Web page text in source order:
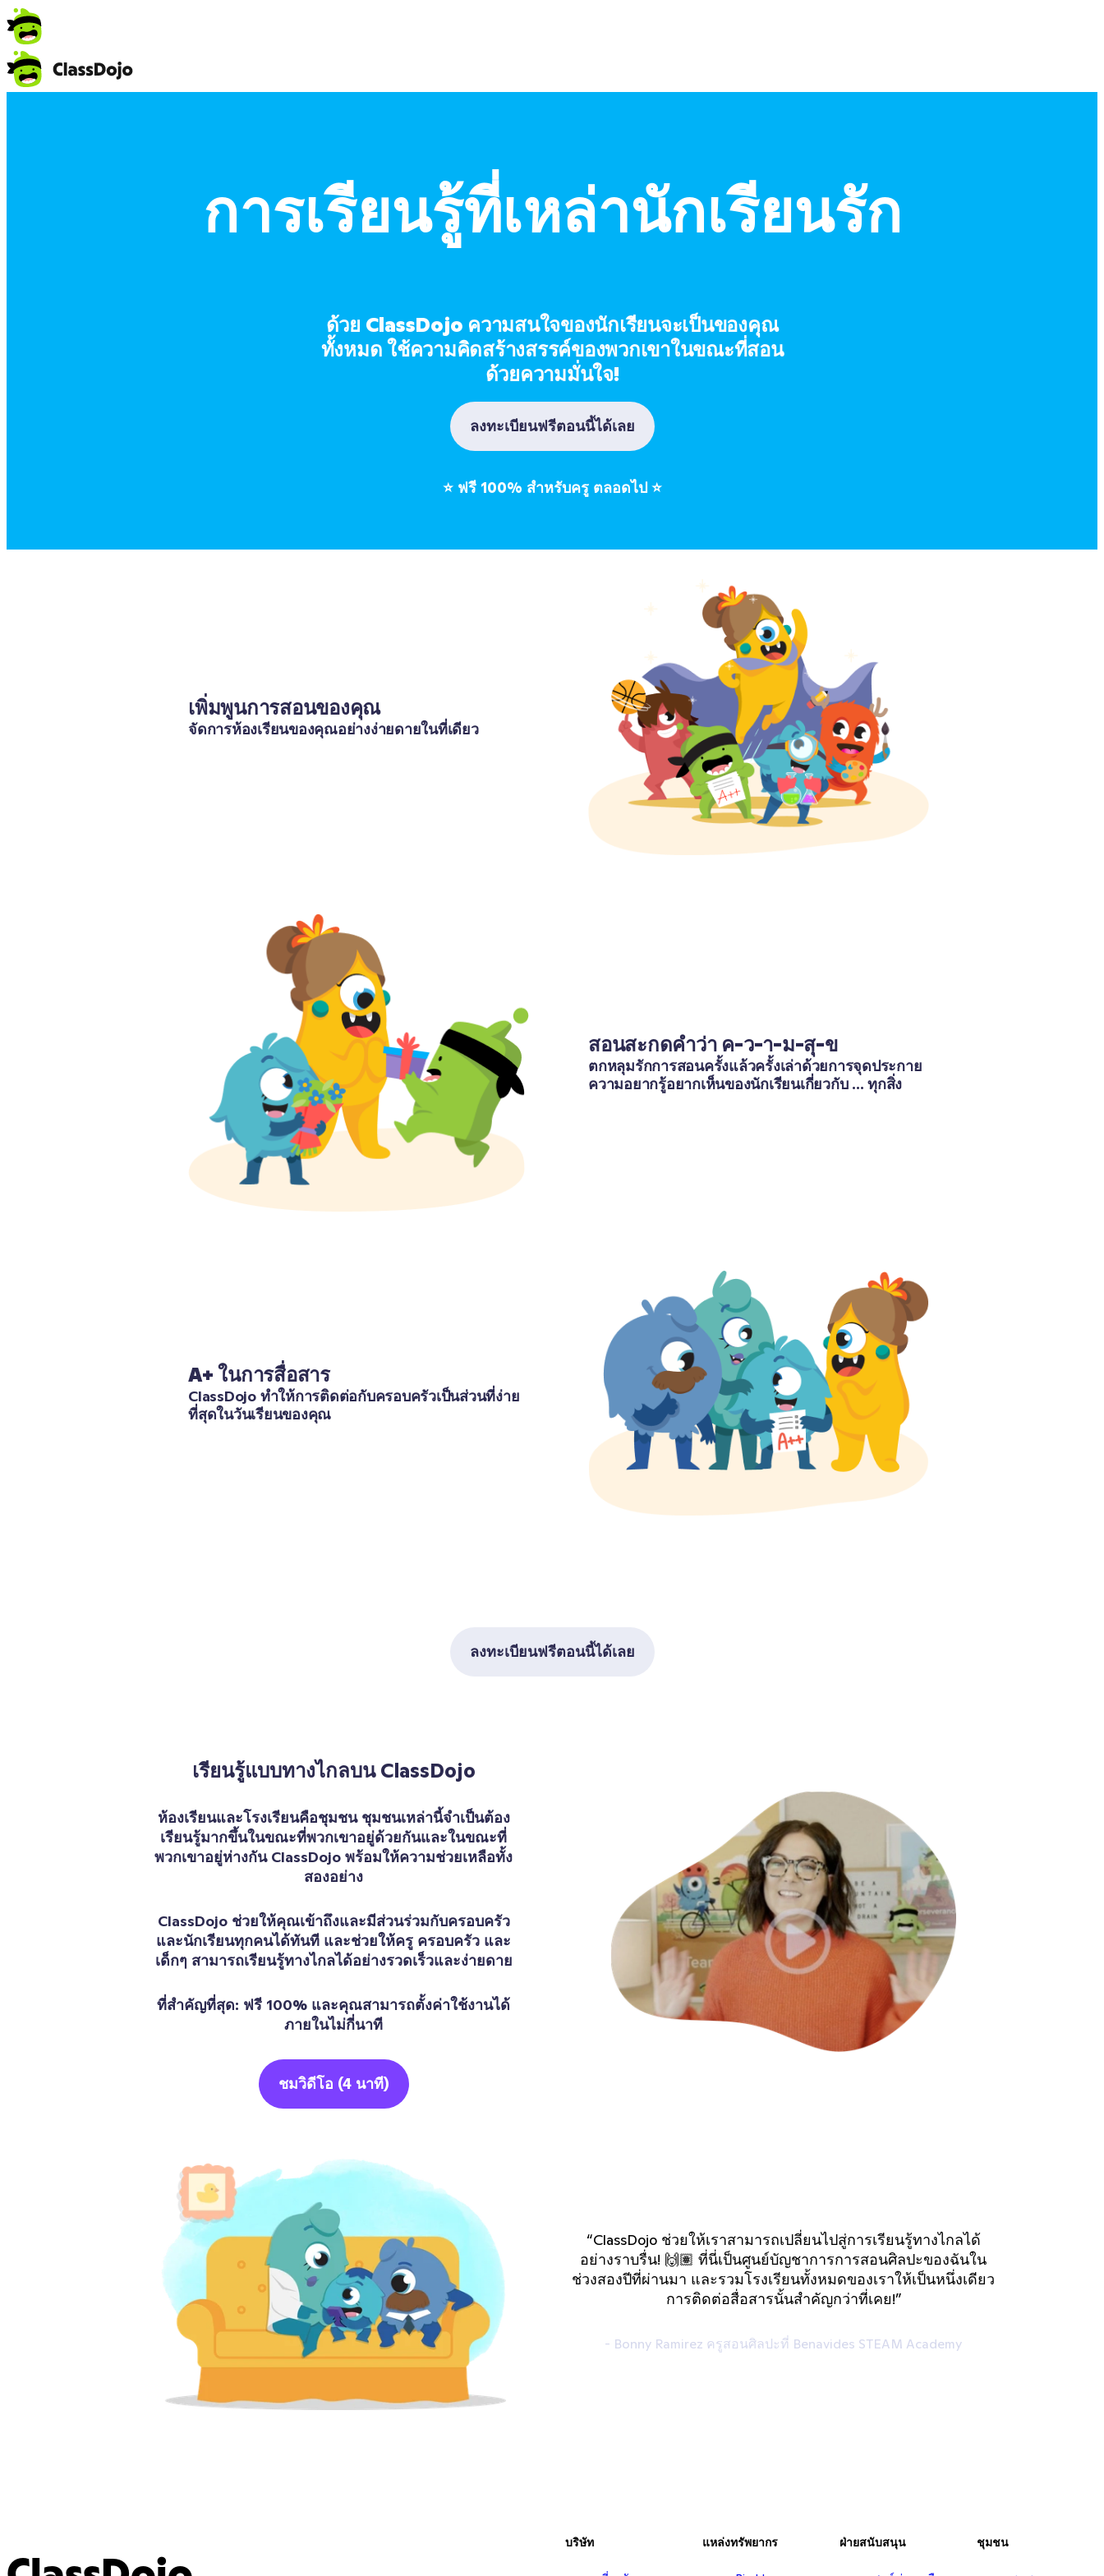
การเรียนรู้ที่เหล่านักเรียนรัก
ด้วย ClassDojo ความสนใจของนักเรียนจะเป็นของคุณ
ทั้งหมด ใช้ความคิดสร้างสรรค์ของพวกเขาในขณะที่สอน
ด้วยความมั่นใจ!
ลงทะเบียนฟรีตอนนี้ได้เลย
⭐ ฟรี 100% สำหรับครู ตลอดไป ⭐
เพิ่มพูนการสอนของคุณ
จัดการห้องเรียนของคุณอย่างง่ายดายในที่เดียว
สอนสะกดคำว่า ค-ว-า-ม-สุ-ข
ตกหลุมรักการสอนครั้งแล้วครั้งเล่าด้วยการจุดประกาย
ความอยากรู้อยากเห็นของนักเรียนเกี่ยวกับ ... ทุกสิ่ง
A+ ในการสื่อสาร
ClassDojo ทำให้การติดต่อกับครอบครัวเป็นส่วนที่ง่าย
ที่สุดในวันเรียนของคุณ
ลงทะเบียนฟรีตอนนี้ได้เลย
เรียนรู้แบบทางไกลบน ClassDojo
ห้องเรียนและโรงเรียนคือชุมชน ชุมชนเหล่านี้จำเป็นต้อง
เรียนรู้มากขึ้นในขณะที่พวกเขาอยู่ด้วยกันและในขณะที่
พวกเขาอยู่ห่างกัน ClassDojo พร้อมให้ความช่วยเหลือทั้ง
สองอย่าง
ClassDojo ช่วยให้คุณเข้าถึงและมีส่วนร่วมกับครอบครัว
และนักเรียนทุกคนได้ทันที และช่วยให้ครู ครอบครัว และ
เด็กๆ สามารถเรียนรู้ทางไกลได้อย่างรวดเร็วและง่ายดาย
ที่สำคัญที่สุด: ฟรี 100% และคุณสามารถตั้งค่าใช้งานได้
ภายในไม่กี่นาที
ชมวิดีโอ (4 นาที)
“ClassDojo ช่วยให้เราสามารถเปลี่ยนไปสู่การเรียนรู้ทางไกลได้
อย่างราบรื่น! 🙌🏽 ที่นี่เป็นศูนย์บัญชาการการสอนศิลปะของฉันใน
ช่วงสองปีที่ผ่านมา และรวมโรงเรียนทั้งหมดของเราให้เป็นหนึ่งเดียว
การติดต่อสื่อสารนั้นสำคัญกว่าที่เคย!”
- Bonny Ramirez ครูสอนศิลปะที่ Benavides STEAM Academy
บริษัท แหล่งทรัพยากร ฝ่ายสนับสนุน ชุมชน